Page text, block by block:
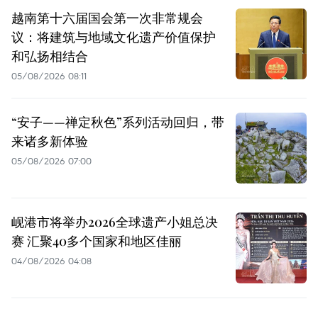
越南第十六届国会第一次非常规会
议：将建筑与地域文化遗产价值保护
和弘扬相结合
05/08/2026 08:11
“安子——禅定秋色”系列活动回归，带
来诸多新体验
05/08/2026 07:00
岘港市将举办2026全球遗产小姐总决
赛 汇聚40多个国家和地区佳丽
04/08/2026 04:08